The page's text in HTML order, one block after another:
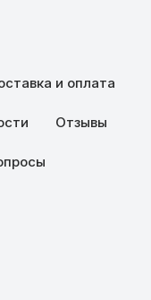
и оплата
Отзывы